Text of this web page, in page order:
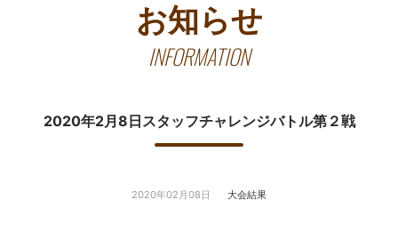
お知らせ
INFORMATION
2020年2月8日スタッフチャレンジバトル第２戦
2020年02月08日 大会結果